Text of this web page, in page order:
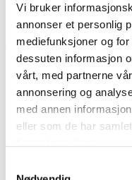
Vi bruker
annonser et personlig
mediefunksjoner og
dessuten informasjon
vårt, med partnerne
annonsering og
med annen
eller som de har
sportsbod. Planløsningen
komplette baderom,
kjøkkenløsning med
etasje inneholder: 2
soverom nr. 5), separat
leveres hytta med utvendig
Total arealer
P-rom: 123 m²
BRA: 125 m²
BTA: 152 m² (inkl.
Sportsbod: 9 m²